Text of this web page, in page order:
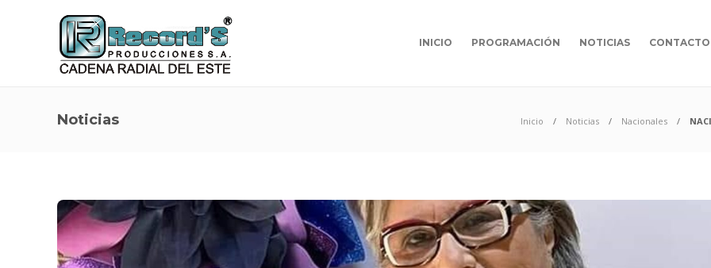
INICIO PROGRAMACIÓN NOTICIAS CONTACTO
Noticias Inicio Noticias Nacionales